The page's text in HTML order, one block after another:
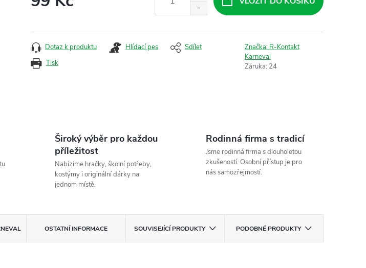
Tisk
Dotaz k produktu Hlídací pes Sdílet Značka: R-Kontakt
Karneval
Záruka: 24
Široký výběr pro každou
příležitost
Nabízíme hračky, školní potřeby,
kostýmy i originální dárky na
jednom místě.
Rodinná firma s tradicí
Jsme rodinná firma s dlouholetou
zkušeností. Osobní přístup je pro
nás samozřejmostí.
OSTATNÍ INFORMACE SOUVISEJÍCÍ PRODUKTY PODOBNÉ PRODUKTY